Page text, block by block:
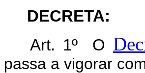
DECRETA:
Art. 1º O
passa a vigorar